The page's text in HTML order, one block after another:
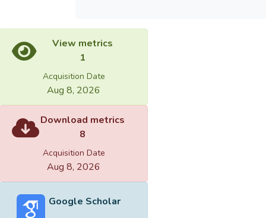
View metrics
1
Acquisition Date
Aug 8, 2026
Download metrics
8
Acquisition Date
Aug 8, 2026
Google Scholar